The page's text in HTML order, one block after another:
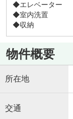
◆エレベーター
◆室内洗置
◆収納
物件概要
所在地
交通